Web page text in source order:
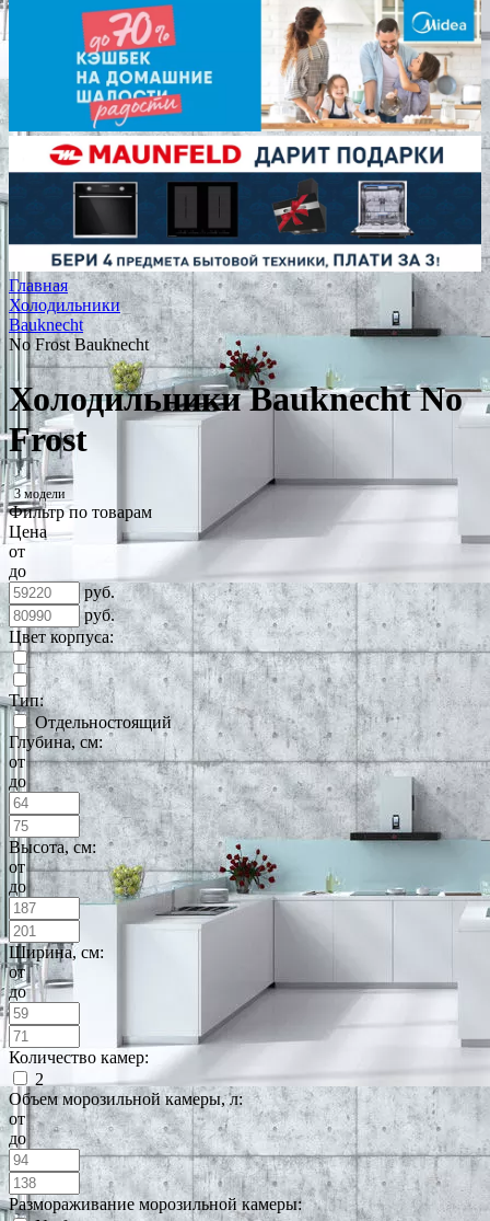
Главная
Холодильники
Bauknecht
No Frost Bauknecht
Холодильники Bauknecht No
Frost
3 модели
Фильтр по товарам
Цена
от
до
руб.
руб.
Цвет корпуса:
Тип:
Отдельностоящий
Глубина, см:
от
до
Высота, см:
от
до
Ширина, см:
от
до
Количество камер:
2
Объем морозильной камеры, л:
от
до
Размораживание морозильной камеры: